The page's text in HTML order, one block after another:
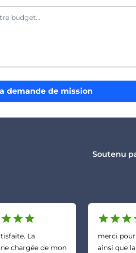
demande de mission
Soutenu
starstarstar
La
chargée de mon
starstarstar
merci
ainsi que